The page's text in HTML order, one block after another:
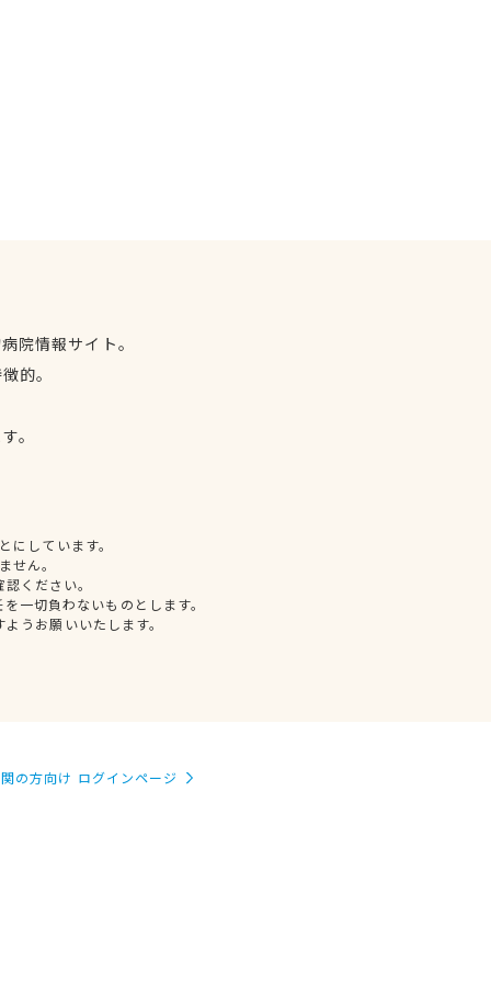
院情報サイト。
的。
。
しています。
せん。
ください。
一切負わないものとします。
うお願いいたします。
の方向け ログインページ